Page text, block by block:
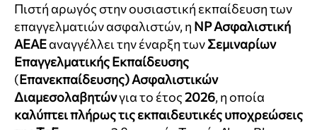
Πιστή αρωγός στην ουσιαστική εκπαίδευση των
επαγγελματιών ασφαλιστών, η NPΑσφαλιστική
ΑΕΑΕαναγγέλλει την έναρξη τωνΣεμιναρίων
Επαγγελματικής Εκπαίδευσης
(Επανεκπαίδευσης) Ασφαλιστικών
Διαμεσολαβητώνγια το έτος2026, η οποία
καλύπτει πλήρως τις εκπαιδευτικές υποχρεώσεις